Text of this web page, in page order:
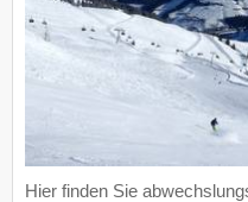
Hier finden Sie